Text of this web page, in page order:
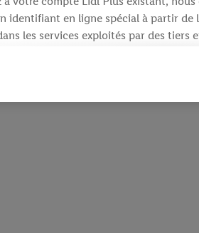
identifiant en ligne spécial à partir de
les services exploités par des tiers
sont attribués et dont dispose Criteo
accord, les publicités liées au
vous avez montré de l’intérêt (par